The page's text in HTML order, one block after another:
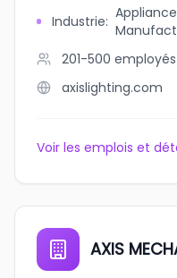
Industrie:
201-500 employés
axislighting.com
Voir les emplois et
AXIS